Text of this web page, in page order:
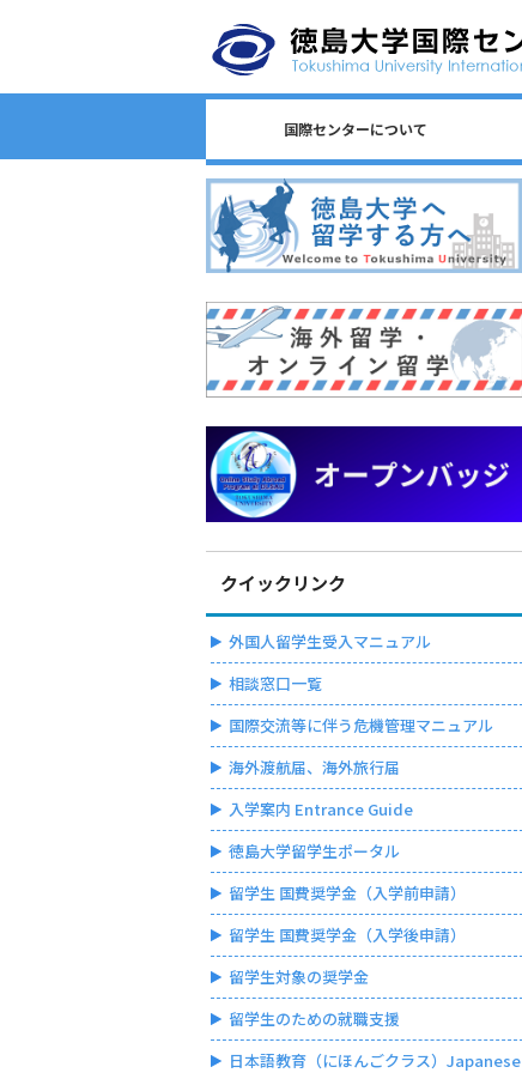
国際センターについて
国際センターについて
センター長からのごあいさつ
国際センターのロゴについて
沿革
日本語教育/Japanese Program
相談窓口一覧
スタッフ一覧
国際課連絡先
クイックリンク
外国人留学生受入マニュアル
相談窓口一覧
国際交流等に伴う危機管理マニュアル
海外渡航届、海外旅行届
入学案内 Entrance Guide
徳島大学留学生ポータル
留学生 国費奨学金（入学前申請）
留学生 国費奨学金（入学後申請）
留学生対象の奨学金
留学生のための就職支援
日本語教育（にほんごクラス）Japanese